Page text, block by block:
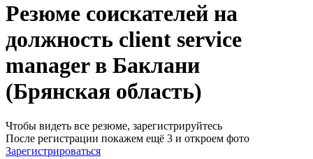
Резюме соискателей на
должность client service
manager в Баклани
(Брянская область)
Чтобы видеть все резюме, зарегистрируйтесь
После регистрации покажем ещё 3 и откроем фото
Зарегистрироваться